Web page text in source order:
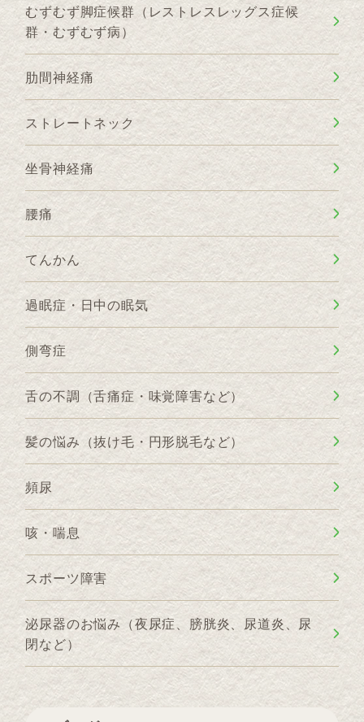
むずむず脚症候群（レストレスレッグス症候
群・むずむず病）
肋間神経痛
ストレートネック
坐骨神経痛
腰痛
てんかん
過眠症・日中の眠気
側弯症
舌の不調（舌痛症・味覚障害など）
髪の悩み（抜け毛・円形脱毛など）
頻尿
咳・喘息
スポーツ障害
泌尿器のお悩み（夜尿症、膀胱炎、尿道炎、尿
閉など）